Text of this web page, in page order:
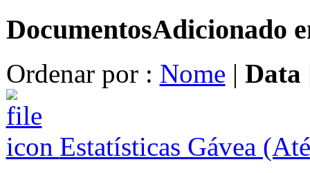
DocumentosAdicionado
Ordenar por : Nome | Data
Estatísticas Gávea